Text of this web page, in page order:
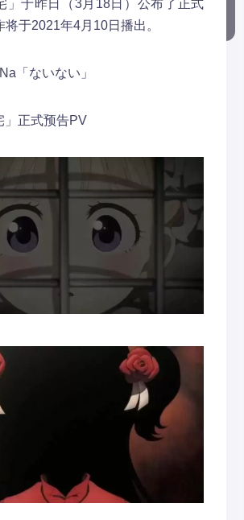
」于昨日（3月18日）公布了正式
于2021年4月10日播出。
「ないない」
」正式预告PV